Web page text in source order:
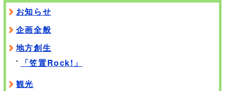
お知らせ
企画全般
地方創生
「笠置Rock!」
観光